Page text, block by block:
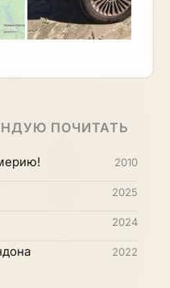
ПОЧИТАТЬ
2010
2025
2024
2022